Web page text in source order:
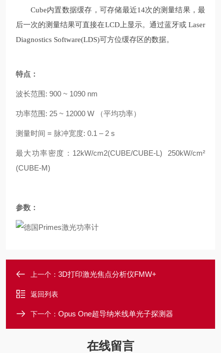
Cube内置数据缓存，可存储最近14次的测量结果，最
后一次的测量结果可直接在LCD上显示。通过蓝牙或 Laser
Diagnostics Software(LDS)可方位缓存区的数据。
特点：
波长范围: 900 ~ 1090 nm
功率范围: 25 ~ 12000 W （平均功率）
测量时间 = 脉冲宽度: 0.1 – 2 s
最大功率密度：12kW/cm2(CUBE/CUBE-L) 250kW/cm²
(CUBE-M)
参数：
上一个： 3D打印激光焦点分析仪FMW+
返回列表
下一个： Opus One超导纳米线单光子探测器
在线留言